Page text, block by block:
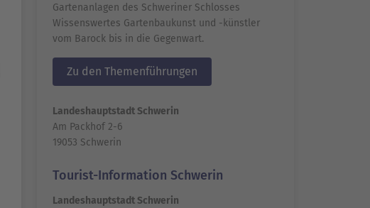
Gartenanlagen des Schweriner Schlosses
Wissenswertes Gartenbaukunst und -künstler
vom Barock bis in die Gegenwart.
Zu den Themenführungen
Landeshauptstadt Schwerin
Am Packhof 2-6
19053 Schwerin
Tourist-Information Schwerin
Landeshauptstadt Schwerin